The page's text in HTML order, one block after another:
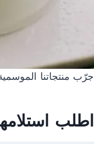
جرّب منتجاتنا
اطلب